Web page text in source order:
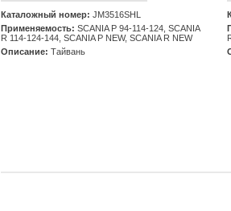
Каталожный номер: JM3516SHL
Применяемость: SCANIA Р 94-114-124, SCANIA
R 114-124-144, SCANIA P NEW, SCANIA R NEW
Описание: Тайвань